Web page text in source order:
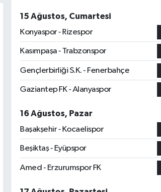
15 Ağustos, Cumartesi
Konyaspor - Rizespor
Kasımpaşa - Trabzonspor
Gençlerbirliği S.K. - Fenerbahçe
Gaziantep FK - Alanyaspor
16 Ağustos, Pazar
Başakşehir - Kocaelispor
Beşiktaş - Eyüpspor
Amed - Erzurumspor FK